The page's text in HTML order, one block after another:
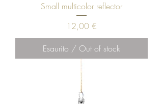
Small multicolor reflector
Prezzo
12,00 €
Esaurito / Out of stock